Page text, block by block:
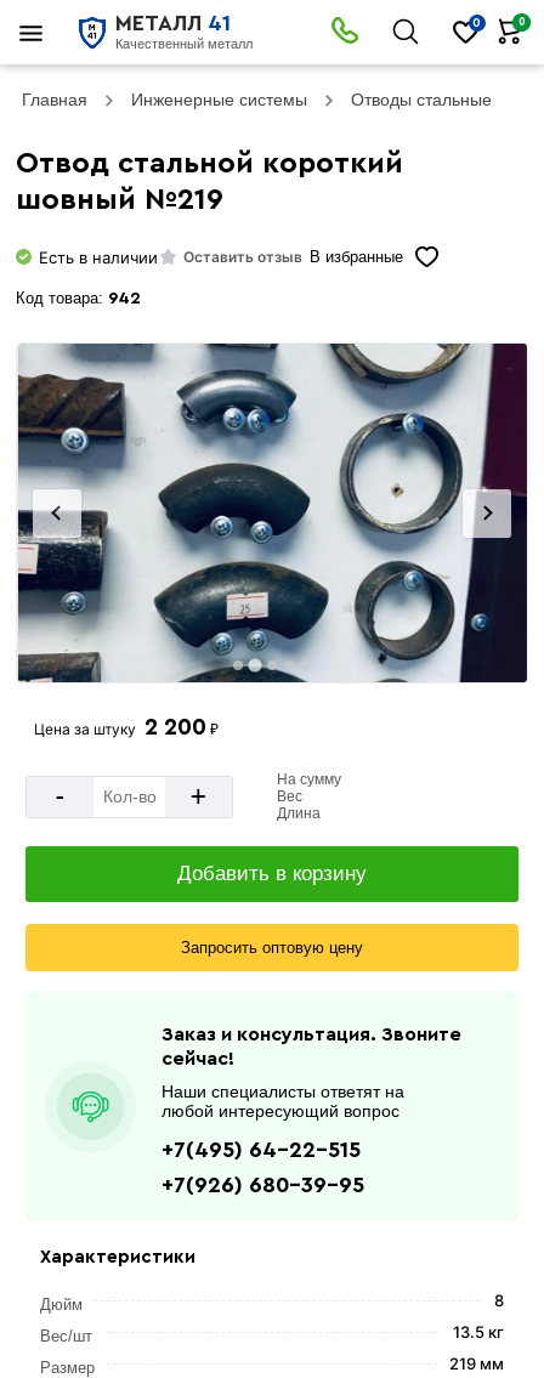
МЕТАЛЛ 41
Качественный металл
0 0
Главная Инженерные системы Отводы стальные
Отвод стальной короткий
шовный №219
Есть в наличии Оставить отзыв В избранные
Код товара: 942
Характеристики
Дюйм 8
Вес/шт 13.5 кг
Размер 219 мм
Цена за штуку 2 200 ₽
- +
На сумму
Вес
Длина
Добавить в корзину
Запросить оптовую цену
Заказ и консультация. Звоните
сейчас!
Наши специалисты ответят на
любой интересующий вопрос
+7(495) 64-22-515
+7(926) 680-39-95